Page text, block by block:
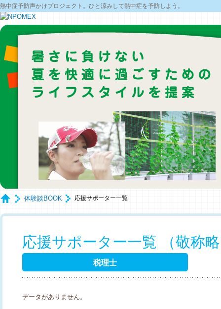
熱中症予防声かけプロジェクト。ひと涼みして熱中症を予防しよう。
体験談BOOK 応援サポーター一覧
応援サポーター一覧 （敬称
税理士
データがありません。